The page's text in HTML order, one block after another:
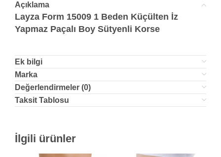
Açıklama
Layza Form 15009 1 Beden Küçülten İz
Yapmaz Paçalı Boy Sütyenli Korse
Ek bilgi
Marka
Değerlendirmeler (0)
Taksit Tablosu
İlgili ürünler